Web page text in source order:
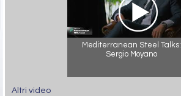
Mediterranean Steel Talks:
Sergio Moyano
Altri video